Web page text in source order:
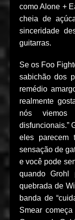
como Alone +
cheia de
sinceridade
guitarras.
Se os Foo
sabichão dos
remédio
realmente
nós viemos
disfuncionais.”
eles parecem
sensação de
e você pode
quando Grohl
quebrada de
banda de
Smear